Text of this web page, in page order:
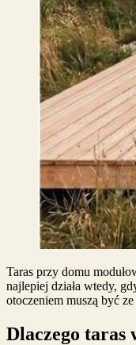
Taras przy domu
najlepiej działa wtedy,
otoczeniem muszą być
Dlaczego taras